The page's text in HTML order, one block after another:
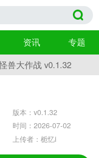
资讯
专题
兽大作战 v0.1.32
版本：v0.1.32
时间：2026-07-02
上传者：栀忆i